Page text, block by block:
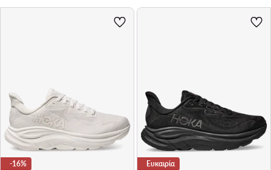
-16% Ευκαιρία